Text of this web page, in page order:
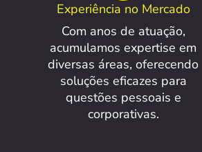
Experiência no Mercado
Com anos de atuação,
acumulamos expertise em
diversas áreas, oferecendo
soluções eficazes para
questões pessoais e
corporativas.